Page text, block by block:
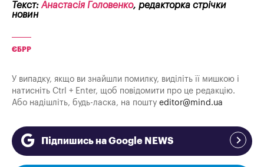
Текст:Анастасія Головенко, редакторка стрічки
новин
ЄБРР
У випадку, якщо ви знайшли помилку, виділіть її мишкою і
натисніть Ctrl + Enter, щоб повідомити про це редакцію.
Або надішліть, будь-ласка, на пошту editor@mind.ua
Підпишись на Google NEWS